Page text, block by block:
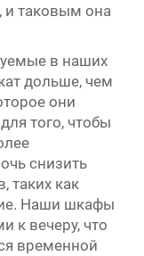
и таковым она
в наших
дольше, чем
они
того, чтобы
снизить
таких как
Наши шкафы
к вечеру, что
временной